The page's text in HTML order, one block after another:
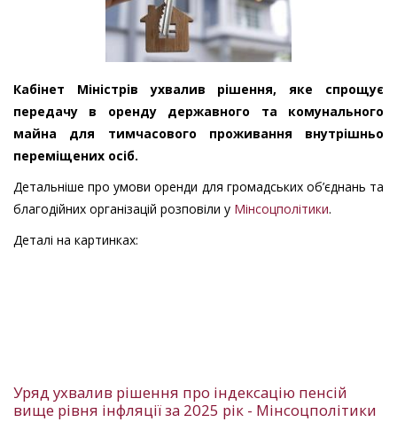
Кабінет Міністрів ухвалив рішення, яке спрощує
передачу в оренду державного та комунального
майна для тимчасового проживання внутрішньо
переміщених осіб.
Детальніше про умови оренди для громадських об’єднань та
благодійних організацій розповіли у Мінсоцполітики.
Деталі на картинках:
Уряд ухвалив рішення про індексацію пенсій
вище рівня інфляції за 2025 рік - Мінсоцполітики